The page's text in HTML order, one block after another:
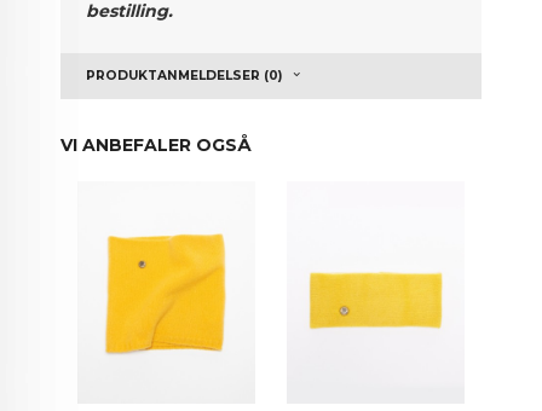
bestilling.
PRODUKTANMELDELSER (0)
VI ANBEFALER OGSÅ